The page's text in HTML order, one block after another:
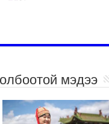
мэдээ